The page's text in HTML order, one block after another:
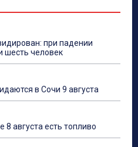
при падении
шесть человек
в Сочи 9 августа
8 августа есть топливо